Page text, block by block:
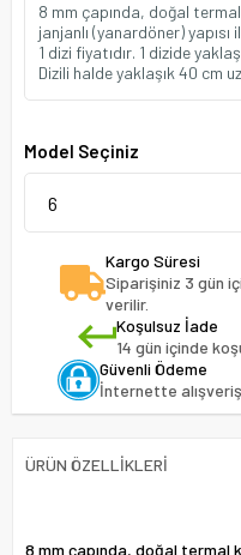
8 mm çapında, doğal
janjanlı (yanardöner)
1 dizi fiyatıdır. 1 dizide
Dizili halde yaklaşık 40 cm
Model Seçiniz
Kargo Süresi
Siparişiniz 3 gün
verilir.
Koşulsuz İade
14 gün içinde
Güvenli Ödeme
İnternette
ÜRÜN ÖZELLIKLERI
8 mm çapında, doğal termal